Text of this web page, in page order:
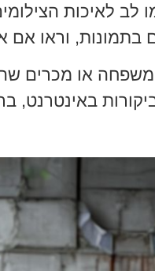
לב לאיכות
בתמונות, וראו אם
או מכרים
באינטרנט,